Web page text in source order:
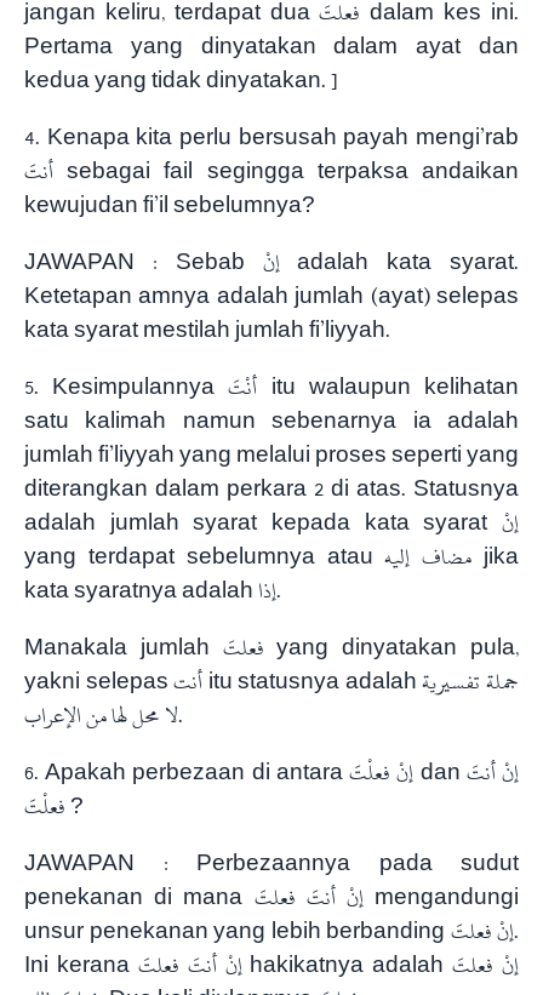
jangan keliru, terdapat dua فعلتَ dalam kes ini.
Pertama yang dinyatakan dalam ayat dan
kedua yang tidak dinyatakan. ]
4. Kenapa kita perlu bersusah payah mengi’rab
أنتَ sebagai fail segingga terpaksa andaikan
kewujudan fi’il sebelumnya?
JAWAPAN : Sebab إنْ adalah kata syarat.
Ketetapan amnya adalah jumlah (ayat) selepas
kata syarat mestilah jumlah fi’liyyah.
5. Kesimpulannya أنْتَ itu walaupun kelihatan
satu kalimah namun sebenarnya ia adalah
jumlah fi’liyyah yang melalui proses seperti yang
diterangkan dalam perkara 2 di atas. Statusnya
adalah jumlah syarat kepada kata syarat إنْ
yang terdapat sebelumnya atau مضاف إليه jika
kata syaratnya adalah إذا.
Manakala jumlah فعلتَ yang dinyatakan pula,
yakni selepas أنت itu statusnya adalah جملة تفسيرية
لا محل لها من الإعراب.
6. Apakah perbezaan di antara إنْ فعلْتَ dan إنْ أنتَ
فعلْتَ ?
JAWAPAN : Perbezaannya pada sudut
penekanan di mana إنْ أنتَ فعلتَ mengandungi
unsur penekanan yang lebih berbanding إنْ فعلتَ.
Ini kerana إنْ أنتَ فعلتَ hakikatnya adalah إنْ فعلتَ